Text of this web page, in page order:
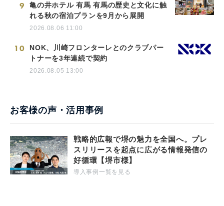
9
亀の井ホテル 有馬 有馬の歴史と文化に触
れる秋の宿泊プランを9月から展開
2026.08.06 11:00
10
NOK、川崎フロンターレとのクラブパー
トナーを3年連続で契約
2026.08.05 13:00
お客様の声・活用事例
戦略的広報で堺の魅力を全国へ。プレ
スリリースを起点に広がる情報発信の
好循環【堺市様】
導入事例一覧を見る